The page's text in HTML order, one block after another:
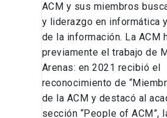
ACM y sus miembros
y liderazgo en informática
de la información. La ACM
previamente el trabajo de
Arenas: en 2021 recibió el
reconocimiento de
de la ACM y destacó al
sección “People of ACM”,